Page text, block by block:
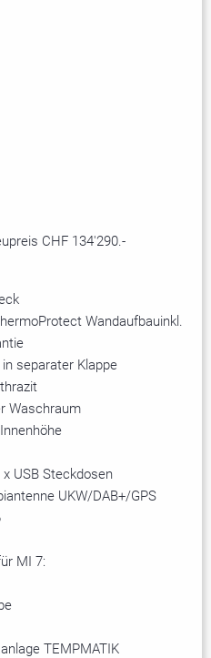
CHF 134'290.-
Wandaufbauinkl.
separater Klappe
Waschraum
USB Steckdosen
UKW/DAB+/GPS
MI 7:
TEMPMATIK